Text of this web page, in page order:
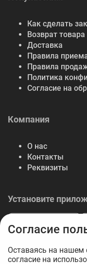
Как сделать
Возврат товара
Доставка
Правила
Правила
Политика
Согласие на
Компания
О нас
Контакты
Реквизиты
Установите
Согласие
Оставаясь на нашем
согласие на